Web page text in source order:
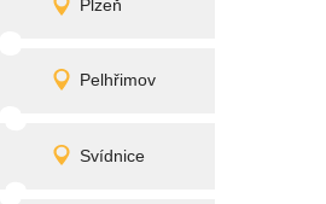
Plzeň
Detail
Pelhřimov
Detail
promítání
Svídnice
Detail
promítání